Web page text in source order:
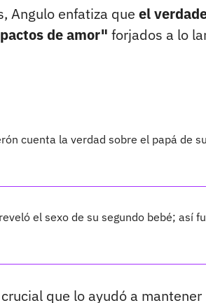
Angulo enfatiza que el
de amor" forjados a lo
cuenta la verdad sobre el papá de
el sexo de su segundo bebé; así
que lo ayudó a